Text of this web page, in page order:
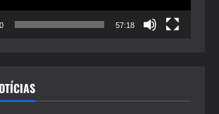
57:18